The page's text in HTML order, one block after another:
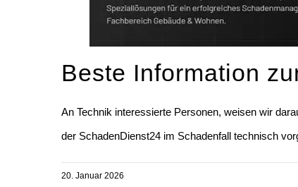
Beste Information
An Technik interessierte Personen, weisen wir
der SchadenDienst24 im Schadenfall technisch
20. Januar 2026